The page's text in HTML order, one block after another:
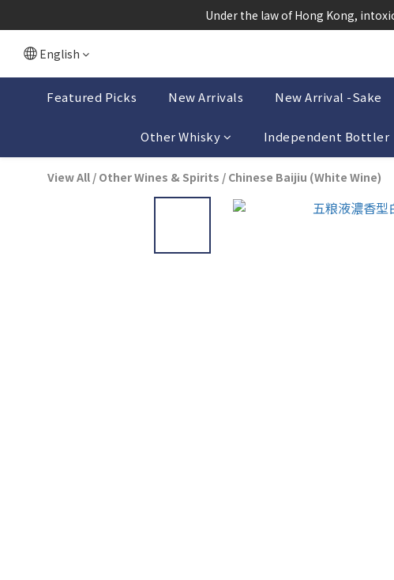
根據香港法律，
Under the law of Hong Kong,
根據香港法律，
English
Featured Picks New Arrivals New Arrival -Sake
Other Whisky Independent Bottler
View All / Other Wines & Spirits / Chinese Baijiu (White Wine)